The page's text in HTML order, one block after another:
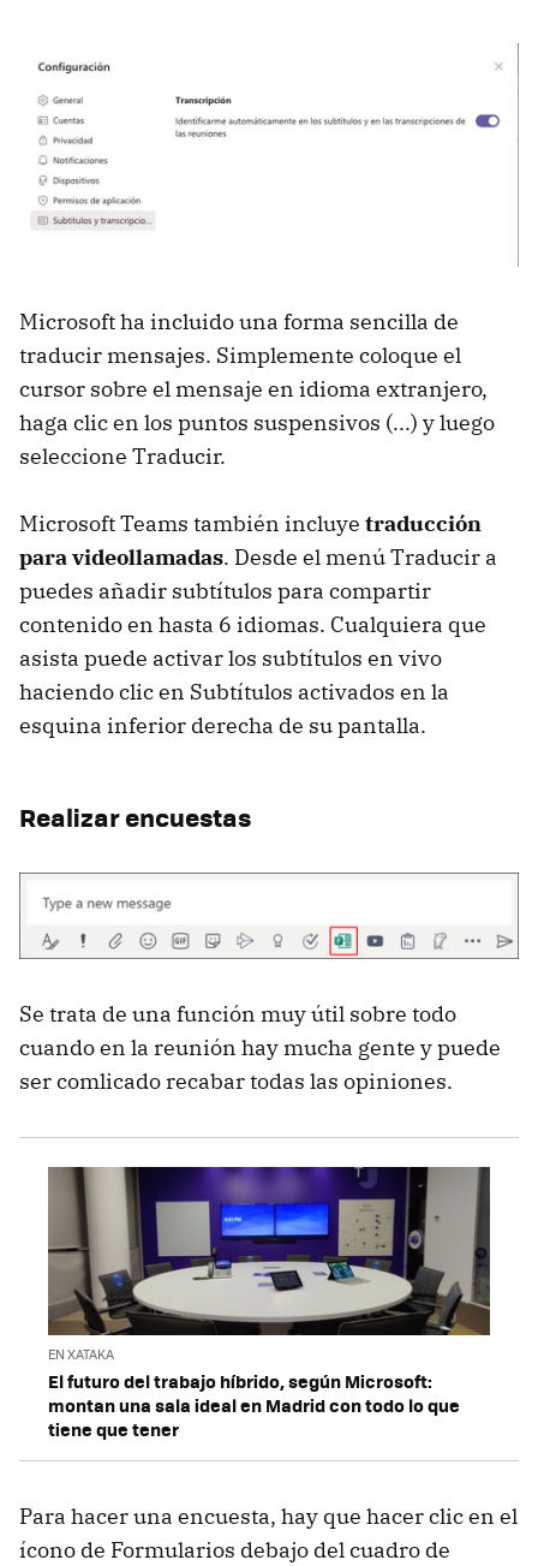
Microsoft ha incluido una forma sencilla de
traducir mensajes. Simplemente coloque el
cursor sobre el mensaje en idioma extranjero,
haga clic en los puntos suspensivos (...) y luego
seleccione Traducir.
Microsoft Teams también incluye traducción
para videollamadas. Desde el menú Traducir a
puedes añadir subtítulos para compartir
contenido en hasta 6 idiomas. Cualquiera que
asista puede activar los subtítulos en vivo
haciendo clic en Subtítulos activados en la
esquina inferior derecha de su pantalla.
Realizar encuestas
Se trata de una función muy útil sobre todo
cuando en la reunión hay mucha gente y puede
ser comlicado recabar todas las opiniones.
EN XATAKA
El futuro del trabajo híbrido, según Microsoft:
montan una sala ideal en Madrid con todo lo que
tiene que tener
Para hacer una encuesta, hay que hacer clic en el
ícono de Formularios debajo del cuadro de